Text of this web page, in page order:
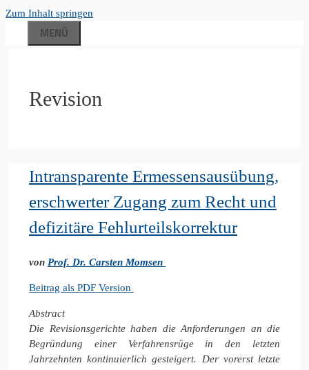
Zum Inhalt springen
MENÜ
Revision
Intransparente Ermessensausübung,
erschwerter Zugang zum Recht und
defizitäre Fehlurteilskorrektur
von Prof. Dr. Carsten Momsen
Beitrag als PDF Version
Abstract
Die Revisionsgerichte haben die Anforderungen an die
Begründung einer Verfahrensrüge in den letzten
Jahrzehnten kontinuierlich gesteigert. Der vorerst letzte